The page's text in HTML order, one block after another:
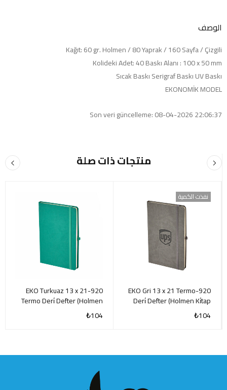
الوصف
Kağıt: 60 gr. Holmen / 80 Yaprak / 160 Sayfa / Çizgili
Kolideki Adet: 40 Baskı Alanı : 100 x 50 mm
Sıcak Baskı Serigraf Baskı UV Baskı
EKONOMİK MODEL
Son veri güncelleme: 08-04-2026 22:06:37
منتجات ذات صلة
نفذت الكمية
920-EKO Gri 13 x 21 Termo
Deri̇ Defter (Holmen Ki̇tap
Kağıdı
₺104
920-EKO Turkuaz 13 x 21
Termo Deri̇ Defter (Holmen
Ki̇tap Kağıdı
₺104